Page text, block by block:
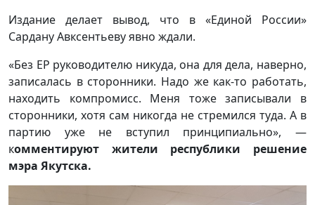
Издание делает вывод, что в «Единой России»
Сардану Авксентьеву явно ждали.
«Без ЕР руководителю никуда, она для дела, наверно,
записалась в сторонники. Надо же как-то работать,
находить компромисс. Меня тоже записывали в
сторонники, хотя сам никогда не стремился туда. А в
партию уже не вступил принципиально», —
комментируют жители республики решение
мэра Якутска.